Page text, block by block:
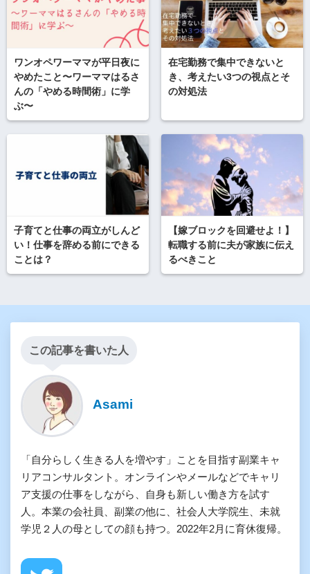
ワンオペワーママが平日夜に
やめたこと〜ワーママはるさ
んの「やめる時間術」に学
ぶ〜
在宅勤務で集中できないと
き、考えたい3つの視点とそ
の対処法
子育てと仕事の両立がしんど
い！仕事を辞める前にできる
ことは？
【嫁ブロックを回避せよ！】
転職する前に夫が家族に伝え
るべきこと
この記事を書いた人
Asami
「自分らしく生きる人を増やす」ことを目指す副業キャ
リアコンサルタント。オンラインやメールなどでキャリ
ア支援の仕事をしながら、自身も新しい働き方を試す
人。本業の会社員、副業の他に、社会人大学院生、未就
学児２人の母としての顔も持つ。2022年2月に育休復帰。